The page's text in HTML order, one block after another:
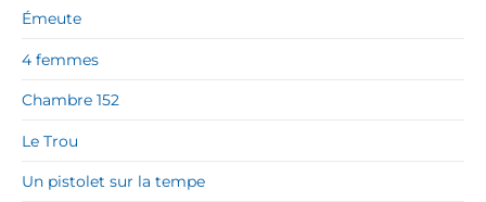
Émeute
4 femmes
Chambre 152
Le Trou
Un pistolet sur la tempe